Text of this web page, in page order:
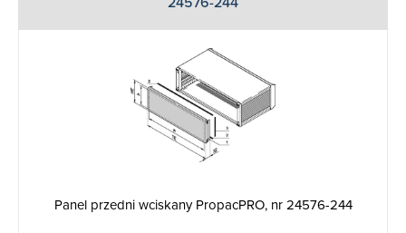
Panel przedni wciskany PropacPRO, nr 24576-244